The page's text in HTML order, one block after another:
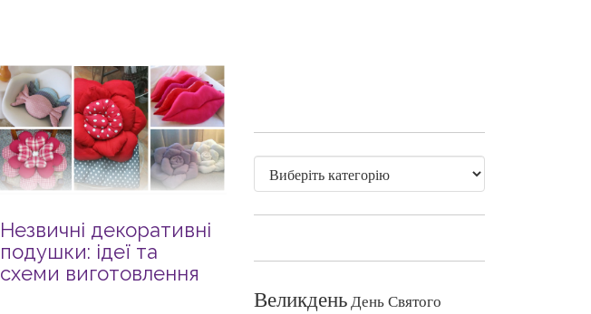
Незвичні декоративні
подушки: ідеї та
схеми виготовлення
ВеликденьДень Святого